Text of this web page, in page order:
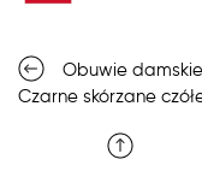
Obuwie damskie
Czarne skórzane